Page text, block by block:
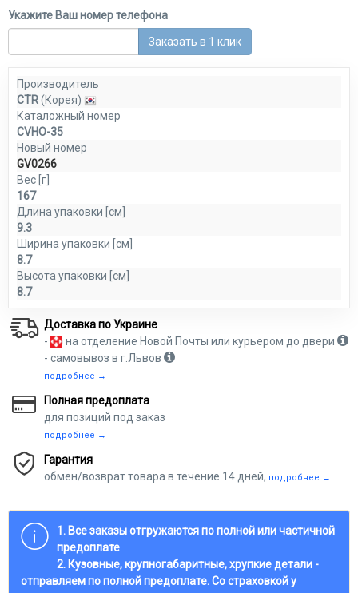
Укажите Ваш номер телефона
Заказать в 1 клик
Производитель
CTR(Корея)
Каталожный номер
CVHO-35
Новый номер
GV0266
Вес [г]
167
Длина упаковки [см]
9.3
Ширина упаковки [см]
8.7
Высота упаковки [см]
8.7
Доставка по Украине
-
на отделение Новой Почты или курьером до двери
- самовывоз в г.Львов
подробнее →
Полная предоплата
для позиций под заказ
подробнее →
Гарантия
обмен/возврат товара в течение 14 дней, подробнее →
1. Все заказы отгружаются по полной или частичной
предоплате
2. Кузовные, крупногабаритные, хрупкие детали -
отправляем по полной предоплате. Со страховкой у